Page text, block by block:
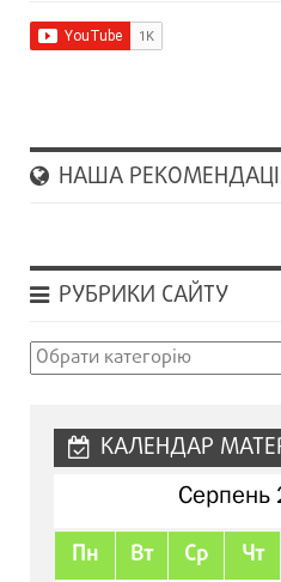
НАША
РУБРИКИ САЙТУ
Рубрики
КАЛЕНДАР
Серпень
Пн Вт Ср Чт